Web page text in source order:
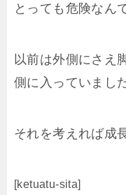
とっても危険なん
以前は外側にさえ
側に入っていまし
それを考えれば成
[ketuatu-sita]